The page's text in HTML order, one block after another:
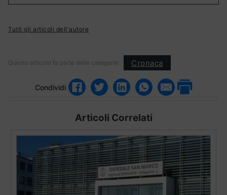
Tutti gli articoli dell'autore
Questo articolo fa parte delle categorie: Cronaca
Condividi
Articoli Correlati